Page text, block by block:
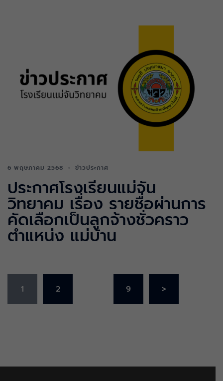
6 พฤษภาคม 2568 ข่าวประกาศ
ประกาศโรงเรียนแม่จัน
วิทยาคม เรื่อง รายชื่อผ่านการ
คัดเลือกเป็นลูกจ้างชั่วคราว
ตำแหน่ง แม่บ้าน
1 2 9 >